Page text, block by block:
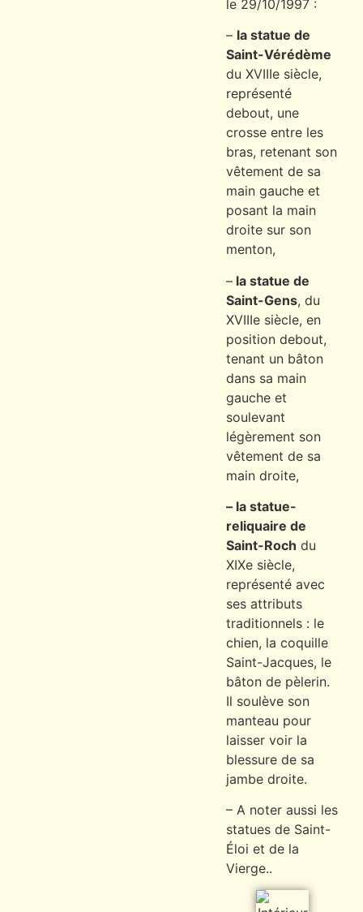
le 29/10/1997 :
– la statue de
Saint-Vérédème
du XVIIIe siècle,
représenté
debout, une
crosse entre les
bras, retenant son
vêtement de sa
main gauche et
posant la main
droite sur son
menton,
– la statue de
Saint-Gens, du
XVIIIe siècle, en
position debout,
tenant un bâton
dans sa main
gauche et
soulevant
légèrement son
vêtement de sa
main droite,
– la statue-
reliquaire de
Saint-Roch du
XIXe siècle,
représenté avec
ses attributs
traditionnels : le
chien, la coquille
Saint-Jacques, le
bâton de pèlerin.
Il soulève son
manteau pour
laisser voir la
blessure de sa
jambe droite.
– A noter aussi les
statues de Saint-
Éloi et de la
Vierge..